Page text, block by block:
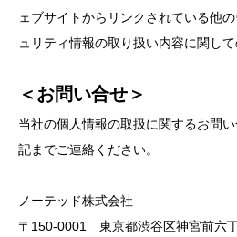
ェブサイトからリンクされている他
ュリティ情報の取り扱い内容に関して
＜お問い合せ＞
当社の個人情報の取扱に関するお問
記までご連絡ください。
ノーテッド株式会社
〒150-0001 東京都渋谷区神宮前六